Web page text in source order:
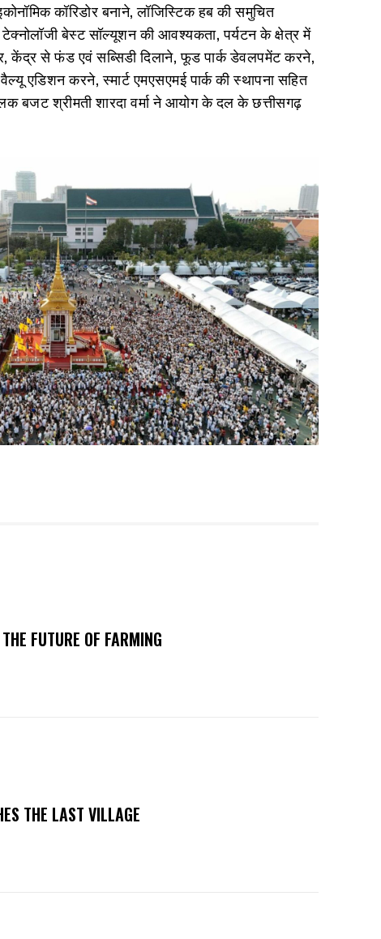
कॉरिडोर बनाने, लॉजिस्टिक हब की समुचित
बेस्ट सॉल्यूशन की आवश्यकता, पर्यटन के क्षेत्र में
केंद्र से फंड एवं सब्सिडी दिलाने, फूड पार्क डेवलपमेंट करने,
एडिशन करने, स्मार्ट एमएसएमई पार्क की स्थापना सहित
बजट श्रीमती शारदा वर्मा ने आयोग के दल के छत्तीसगढ़
FUTURE OF FARMING
THE LAST VILLAGE